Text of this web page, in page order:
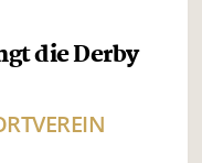
die Derby